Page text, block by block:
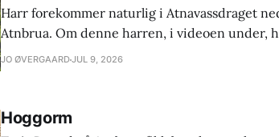
Harr forekommer naturlig i Atnavassdraget
Atnbrua. Om denne harren, i videoen under,
fossen av seg sjølv, eller har fått hjelp, er bare
JO ØVERGAARDJUL 9, 2026
Hoggorm